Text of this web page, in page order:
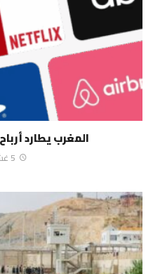
المغرب يطارد
5 غشت، 2026